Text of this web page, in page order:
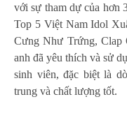
với sự tham dự của hơn
Top 5 Việt Nam Idol
Cưng Như Trứng,
anh đã yêu thích và sử
sinh viên, đặc biệt là
trung và chất lượng tốt.